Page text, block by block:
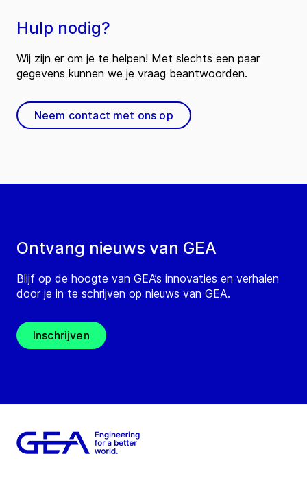
Ontvang nieuws van GEA
Blijf op de hoogte van GEA’s innovaties en verhalen
door je in te schrijven op nieuws van GEA.
Inschrijven
Hulp nodig?
Wij zijn er om je te helpen! Met slechts een paar
gegevens kunnen we je vraag beantwoorden.
Neem contact met ons op